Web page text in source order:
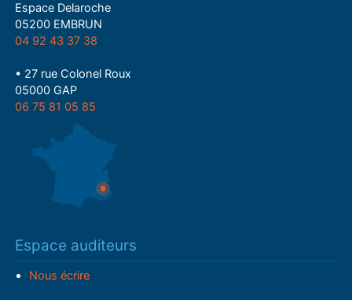
Espace Delaroche
05200 EMBRUN
04 92 43 37 38
• 27 rue Colonel Roux
05000 GAP
06 75 81 05 85
Espace auditeurs
Nous écrire